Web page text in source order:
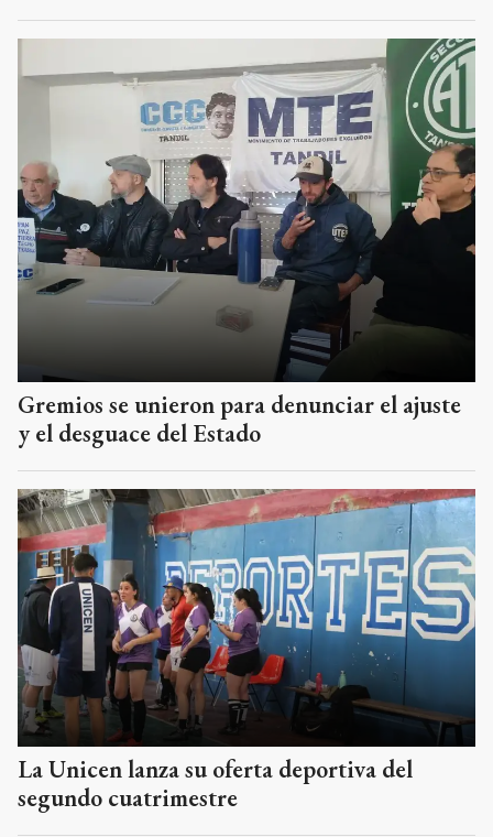
Gremios se unieron para denunciar el ajuste
y el desguace del Estado
La Unicen lanza su oferta deportiva del
segundo cuatrimestre